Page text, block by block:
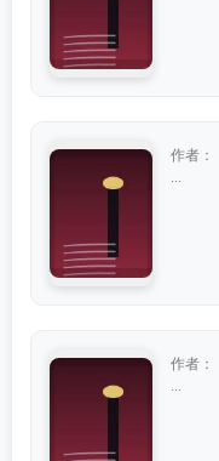
作者：
作者：